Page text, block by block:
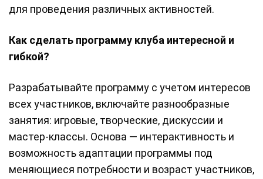
для проведения различных активностей.
Как сделать программу клуба интересной и
гибкой?
Разрабатывайте программу с учетом интересов
всех участников, включайте разнообразные
занятия: игровые, творческие, дискуссии и
мастер-классы. Основа — интерактивность и
возможность адаптации программы под
меняющиеся потребности и возраст участников,